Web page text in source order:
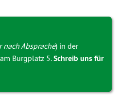
nach Absprache) in der
Burgplatz 5.Schreib uns für